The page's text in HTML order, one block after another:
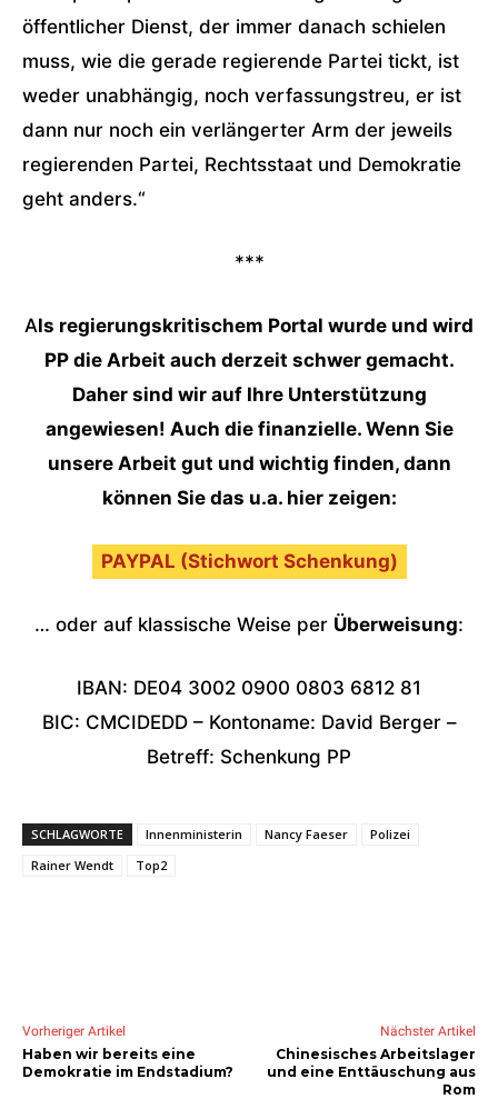
öffentlicher Dienst, der immer danach schielen
muss, wie die gerade regierende Partei tickt, ist
weder unabhängig, noch verfassungstreu, er ist
dann nur noch ein verlängerter Arm der jeweils
regierenden Partei, Rechtsstaat und Demokratie
geht anders.“
***
Als regierungskritischem Portal wurde und wird
PP die Arbeit auch derzeit schwer gemacht.
Daher sind wir auf Ihre Unterstützung
angewiesen! Auch die finanzielle. Wenn Sie
unsere Arbeit gut und wichtig finden, dann
können Sie das u.a. hier zeigen:
PAYPAL (Stichwort Schenkung)
… oder auf klassische Weise per Überweisung:
IBAN: DE04 3002 0900 0803 6812 81
BIC: CMCIDEDD – Kontoname: David Berger –
Betreff: Schenkung PP
SCHLAGWORTE Innenministerin Nancy Faeser
Polizei
Rainer Wendt
Top2
Vorheriger Artikel
Haben wir bereits eine
Demokratie im Endstadium?
Nächster Artikel
Chinesisches Arbeitslager
und eine Enttäuschung aus
Rom